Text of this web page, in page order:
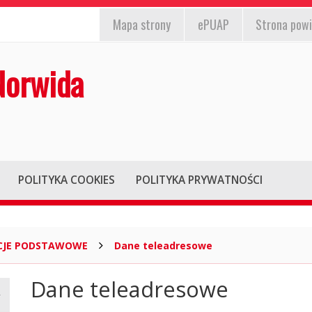
EPUAP,
Mapa strony ePUAP Strona
POLITYKA COOKIES POLITYKA PRYWATNOŚCI
PODSTAWOWE Dane teleadresowe
Główna
treść
Dane teleadresowe